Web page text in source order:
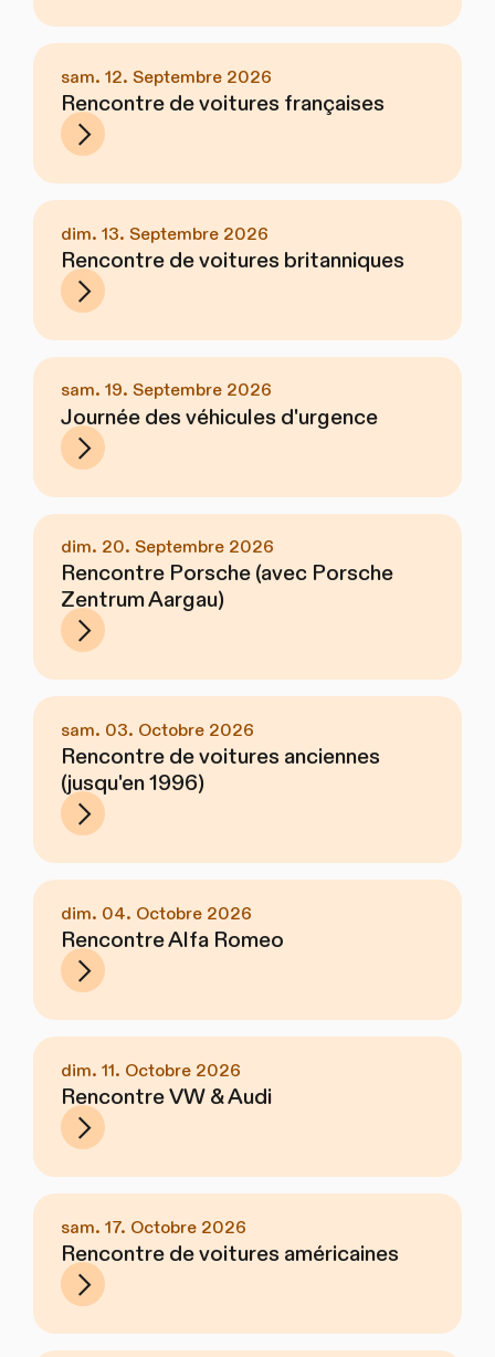
sam. 12. Septembre 2026
Rencontre de voitures françaises
dim. 13. Septembre 2026
Rencontre de voitures britanniques
sam. 19. Septembre 2026
Journée des véhicules d'urgence
dim. 20. Septembre 2026
Rencontre Porsche (avec Porsche
Zentrum Aargau)
sam. 03. Octobre 2026
Rencontre de voitures anciennes
(jusqu'en 1996)
dim. 04. Octobre 2026
Rencontre Alfa Romeo
dim. 11. Octobre 2026
Rencontre VW & Audi
sam. 17. Octobre 2026
Rencontre de voitures américaines